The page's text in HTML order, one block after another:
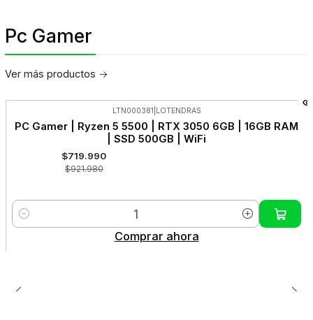
Pc Gamer
Ver más productos
-22%
OFF
LTN000381 LOTENDRAS
PC Gamer | Ryzen 5 5500 | RTX 3050 6GB | 16GB RAM
| SSD 500GB | WiFi
$719.990
$921.980
Cantidad
Comprar ahora